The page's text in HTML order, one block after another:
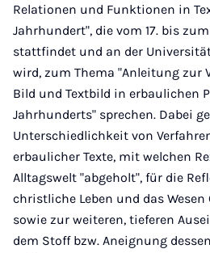
Relationen und Funktionen in
Jahrhundert", die vom 17. bis zum
stattfindet und an der
wird, zum Thema "Anleitung zur
Bild und Textbild in erbaulichen
Jahrhunderts" sprechen. Dabei
Unterschiedlichkeit von
erbaulicher Texte, mit welchen
Alltagswelt "abgeholt", für die
christliche Leben und das
sowie zur weiteren, tieferen
dem Stoff bzw. Aneignung